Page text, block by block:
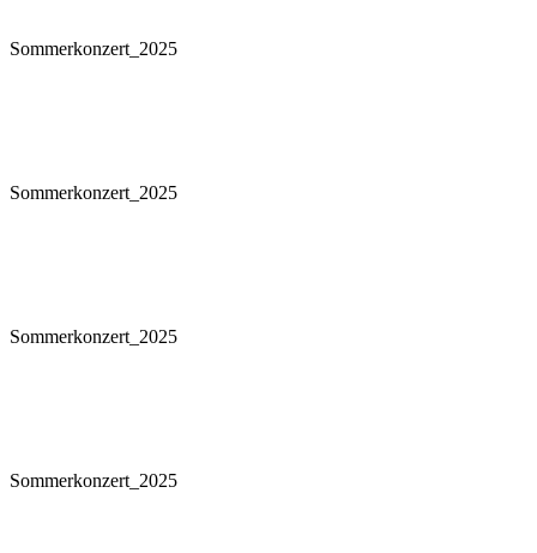
Sommerkonzert_2025
Sommerkonzert_2025
Sommerkonzert_2025
Sommerkonzert_2025